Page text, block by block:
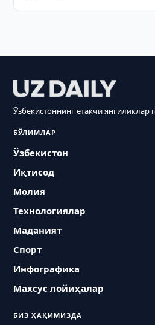
Ўзбекистоннинг етакчи янгиликлар
БЎЛИМЛАР
Ўзбекистон
Иқтисод
Молия
Технологиялар
Маданият
Спорт
Инфографика
Махсус лойиҳалар
БИЗ ҲАҚИМИЗДА